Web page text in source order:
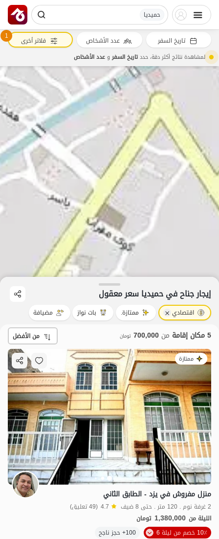
حمیدیا
إيجار جناح في حمیدیا سعر معقول
اقتصادي ممتازة. بات نواز مضيافة
5 مكان إقامة من 700,000 تومان من الأفضل
ممتازة
منزل مفروش في يزد - الطابق الثاني
2 غرفة نوم . 120 متر . حتى 8 ضيف 4.7 (49 تعليق)
الليلة من 1,380,000 تومان
10٪ خصم من ليلة 6
100+ حجز ناجح
تاريخ السفر عدد الأشخاص 1 فلاتر أخرى
لمشاهدة نتائج أكثر دقة، حددتاريخ السفروعدد الأشخاص